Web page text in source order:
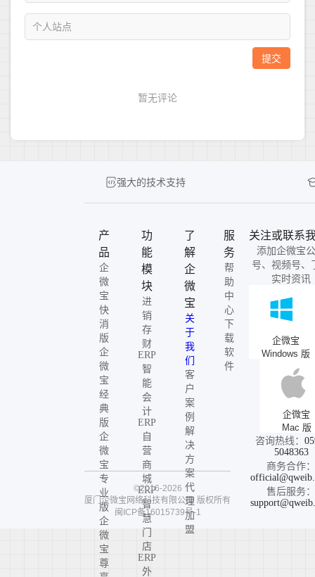
强大的技术支持
产
品
企
微
宝
快
消
版
企
微
宝
经
典
版
企
微
宝
专
业
版
企
微
宝
尊
功
能
模
块
进
销
存
财
ERP
智
能
会
计
ERP
自
营
商
城
ERP
智
慧
门
店
ERP
外
了
解
企
微
宝
关
于
我
们
客
户
案
例
解
决
方
案
代
理
加
盟
服
务
帮
助
中
心
下
载
软
件
关注或联系
添加企微宝
号、视频号、
实时资讯
企微宝
Windows 版
企微宝
Mac 版
咨询热线：
5048363
商务合作：
售后服务：
©2016-2026
厦门企微宝网络科技有限公司 版权所有
闽ICP备16015739号-1